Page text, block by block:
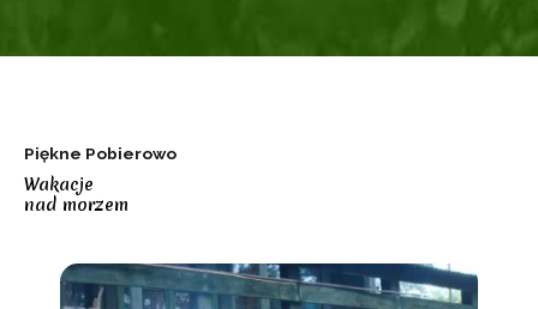
Piękne Pobierowo
Wakacje
nad morzem